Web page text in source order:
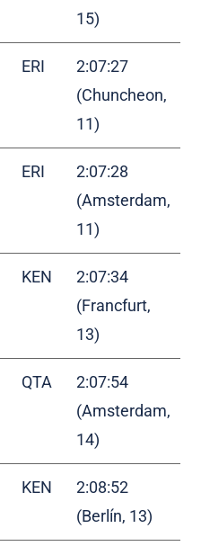
15)
ERI
2:07:27
(Chuncheon,
11)
ERI
2:07:28
(Amsterdam,
11)
KEN
2:07:34
(Francfurt,
13)
QTA
2:07:54
(Amsterdam,
14)
KEN
2:08:52
(Berlín, 13)